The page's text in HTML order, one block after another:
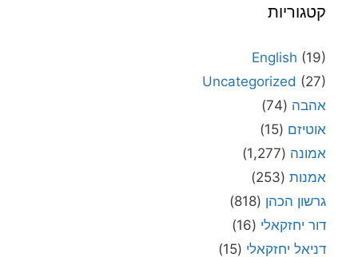
קטגוריות
English (19)
Uncategorized (27)
אהבה (74)
אוטיזם (15)
אמונה (1,277)
אמנות (253)
גרשון הכהן (818)
דור יחזקאלי (16)
דניאל יחזקאלי (15)